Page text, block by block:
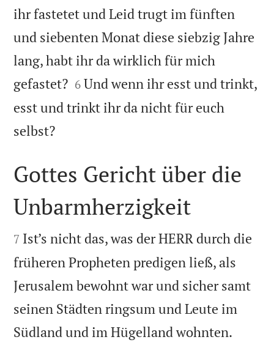
ihr fastetet und Leid trugt im fünften
und siebenten Monat diese siebzig Jahre
lang, habt ihr da wirklich für mich
gefastet?
6 Und wenn ihr esst und trinkt,
esst und trinkt ihr da nicht für euch
selbst?

Gottes Gericht über die
Unbarmherzigkeit

7 Ist’s nicht das, was der HERR durch die
früheren Propheten predigen ließ, als
Jerusalem bewohnt war und sicher samt
seinen Städten ringsum und Leute im
Südland und im Hügelland wohnten.